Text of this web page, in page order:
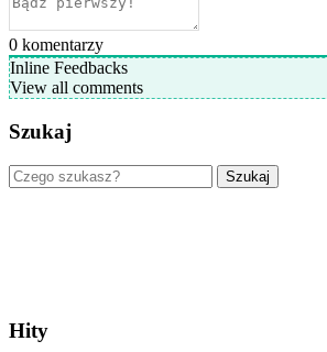
0 komentarzy
Inline Feedbacks
View all comments
Szukaj
Szukaj
Hity